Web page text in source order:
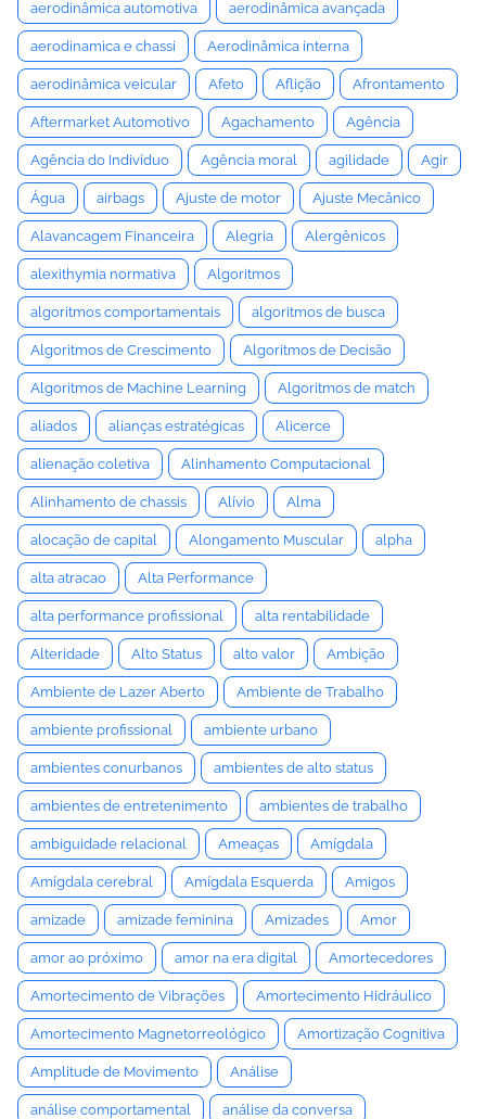
aerodinâmica automotiva aerodinâmica avançada
aerodinamica e chassi Aerodinâmica interna
aerodinâmica veicular Afeto Aflição Afrontamento
Aftermarket Automotivo Agachamento Agência
Agência do Indivíduo Agência moral agilidade Agir
Água airbags Ajuste de motor Ajuste Mecânico
Alavancagem Financeira Alegria Alergênicos
alexithymia normativa Algoritmos
algoritmos comportamentais algoritmos de busca
Algoritmos de Crescimento Algoritmos de Decisão
Algoritmos de Machine Learning Algoritmos de match
aliados alianças estratégicas Alicerce
alienação coletiva Alinhamento Computacional
Alinhamento de chassis Alívio Alma
alocação de capital Alongamento Muscular alpha
alta atracao Alta Performance
alta performance profissional alta rentabilidade
Alteridade Alto Status alto valor Ambição
Ambiente de Lazer Aberto Ambiente de Trabalho
ambiente profissional ambiente urbano
ambientes conurbanos ambientes de alto status
ambientes de entretenimento ambientes de trabalho
ambiguidade relacional Ameaças Amígdala
Amígdala cerebral Amígdala Esquerda Amigos
amizade amizade feminina Amizades Amor
amor ao próximo amor na era digital Amortecedores
Amortecimento de Vibrações Amortecimento Hidráulico
Amortecimento Magnetorreológico Amortização Cognitiva
Amplitude de Movimento Análise
análise comportamental análise da conversa